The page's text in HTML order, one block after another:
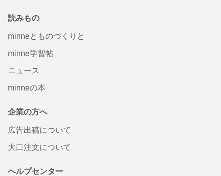
読みもの
minneとものづくりと
minne学習帖
ニュース
minneの本
企業の方へ
広告出稿について
大口注文について
ヘルプセンター